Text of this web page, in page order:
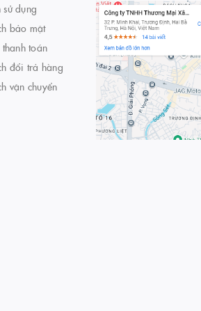
dụng
bảo mật
toán
đổi trả hàng
vận chuyển